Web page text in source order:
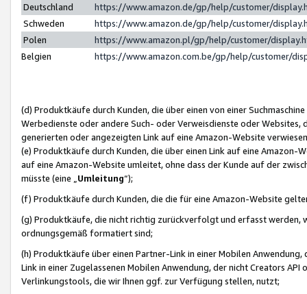
Deutschland
https://www.amazon.de/gp/help/customer/
Schweden
https://www.amazon.de/gp/help/customer/
Polen
https://www.amazon.pl/gp/help/customer/
Belgien
https://www.amazon.com.be/gp/help/customer/
(d) Produktkäufe durch Kunden, die über einen von einer
Werbedienste oder andere Such- oder Verweisdienste oder Websites,
generierten oder angezeigten Link auf eine Amazon-Website
(e) Produktkäufe durch Kunden, die über einen Link auf eine
auf eine Amazon-Website umleitet, ohne dass der Kunde auf der
müsste (eine „ Umleitung“);
(f) Produktkäufe durch Kunden, die die für eine Amazon-Website
(g) Produktkäufe, die nicht richtig zurückverfolgt und erfasst werden,
ordnungsgemäß formatiert sind;
(h) Produktkäufe über einen Partner-Link in einer Mobilen
Link in einer Zugelassenen Mobilen Anwendung, der nicht Creators
Verlinkungstools, die wir Ihnen ggf. zur Verfügung stellen, nutzt;